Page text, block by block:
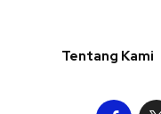
Tentang Kami